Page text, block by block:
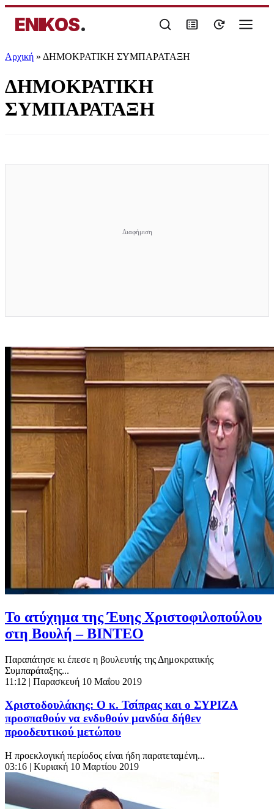
ENIKOS.
Αρχική » ΔΗΜΟΚΡΑΤΙΚΗ ΣΥΜΠΑΡΑΤΑΞΗ
ΔΗΜΟΚΡΑΤΙΚΗ
ΣΥΜΠΑΡΑΤΑΞΗ
Το ατύχημα της Έυης Χριστοφιλοπούλου
στη Βουλή – ΒΙΝΤΕΟ
Παραπάτησε κι έπεσε η βουλευτής της Δημοκρατικής
Συμπαράταξης...
11:12 | Παρασκευή 10 Μαΐου 2019
Χριστοδουλάκης: Ο κ. Τσίπρας και ο ΣΥΡΙΖΑ
προσπαθούν να ενδυθούν μανδύα δήθεν
προοδευτικού μετώπου
Η προεκλογική περίοδος είναι ήδη παρατεταμένη...
03:16 | Κυριακή 10 Μαρτίου 2019